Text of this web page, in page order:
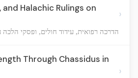
Halachic Rulings on
הדרכה רפואית, עידוד חולים, ופסקי הלכה
›
Through Chassidus in
›